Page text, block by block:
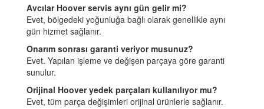
Avcılar Hoover servis aynı gün gelir mi?
Evet, bölgedeki yoğunluğa bağlı olarak genellikle aynı
gün hizmet sağlanır.
Onarım sonrası garanti veriyor musunuz?
Evet. Yapılan işleme ve değişen parçaya göre garanti
sunulur.
Orijinal Hoover yedek parçaları kullanılıyor mu?
Evet, tüm parça değişimleri orijinal ürünlerle sağlanır.